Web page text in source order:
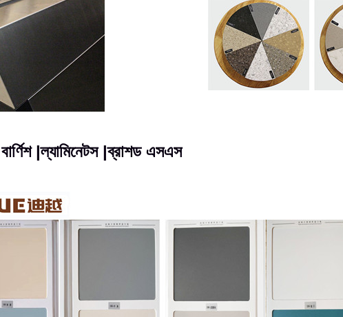
|ল্যামিনেটস |ব্রাশড এসএস